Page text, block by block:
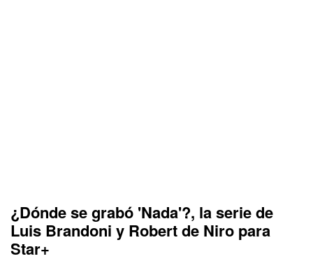
¿Dónde se grabó 'Nada'?, la serie de
Luis Brandoni y Robert de Niro para
Star+